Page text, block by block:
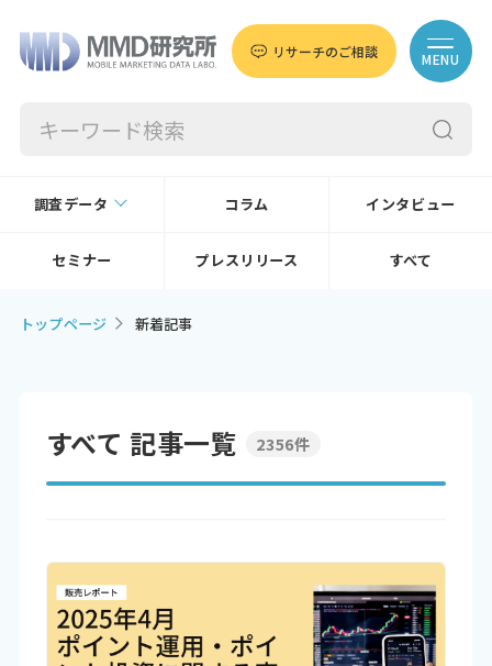
リサーチのご相談 MENU
調査データ コラム インタビュー
セミナー プレスリリース すべて
トップページ 新着記事
すべて 記事一覧 2356件